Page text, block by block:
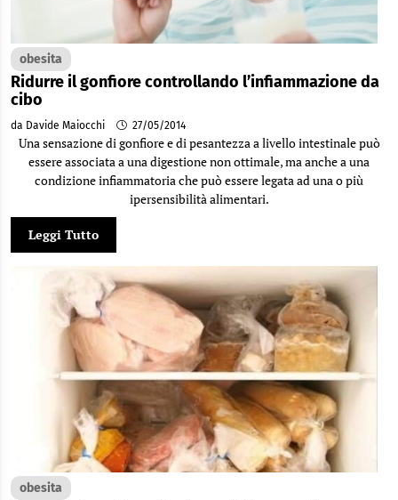
obesita
Ridurre il gonfiore controllando l’infiammazione da
cibo
da Davide Maiocchi 27/05/2014
Una sensazione di gonfiore e di pesantezza a livello intestinale può
essere associata a una digestione non ottimale, ma anche a una
condizione infiammatoria che può essere legata ad una o più
ipersensibilità alimentari.
Leggi Tutto
obesita